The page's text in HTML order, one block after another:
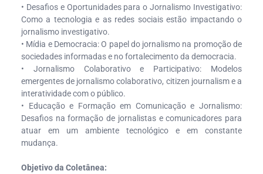
• Desafios e Oportunidades para o Jornalismo Investigativo:
Como a tecnologia e as redes sociais estão impactando o
jornalismo investigativo.
• Mídia e Democracia: O papel do jornalismo na promoção de
sociedades informadas e no fortalecimento da democracia.
• Jornalismo Colaborativo e Participativo: Modelos
emergentes de jornalismo colaborativo, citizen journalism e a
interatividade com o público.
• Educação e Formação em Comunicação e Jornalismo:
Desafios na formação de jornalistas e comunicadores para
atuar em um ambiente tecnológico e em constante
mudança.
Objetivo da Coletânea: